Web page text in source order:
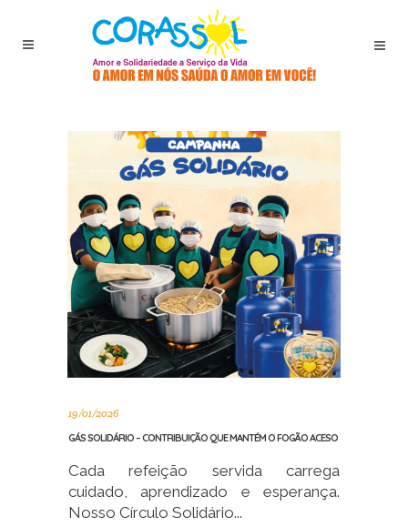
19/01/2026
GÁS SOLIDÁRIO – CONTRIBUIÇÃO QUE MANTÉM O FOGÃO ACESO
Cada refeição servida carrega
cuidado, aprendizado e esperança.
Nosso Círculo Solidário...